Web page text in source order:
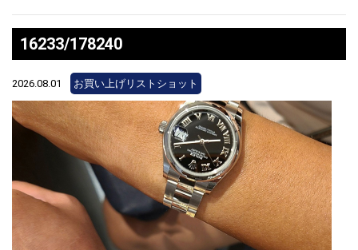
16233/178240
2026.08.01 お買い上げリストショット